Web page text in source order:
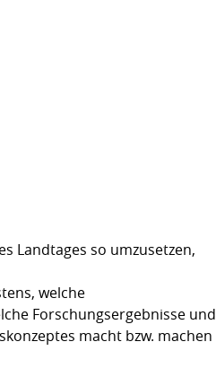
Landtages so umzusetzen,
welche
Forschungsergebnisse und
macht bzw. machen